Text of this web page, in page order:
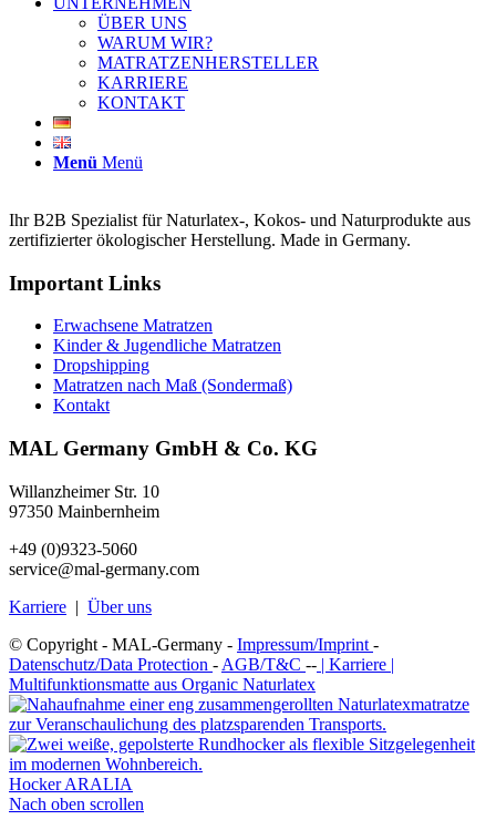
ÜBER UNS
WARUM WIR?
MATRATZENHERSTELLER
KARRIERE
KONTAKT
Menü Menü
Ihr B2B Spezialist für Naturlatex-, Kokos- und Naturprodukte aus
zertifizierter ökologischer Herstellung. Made in Germany.
Important Links
Erwachsene Matratzen
Kinder & Jugendliche Matratzen
Dropshipping
Matratzen nach Maß (Sondermaß)
Kontakt
MAL Germany GmbH & Co. KG
Willanzheimer Str. 10
97350 Mainbernheim
+49 (0)9323-5060
service@mal-germany.com
Karriere | Über uns
© Copyright - MAL-Germany - Impressum/Imprint -
Datenschutz/Data Protection - AGB/T&C -- | Karriere |
Multifunktionsmatte aus Organic Naturlatex
Hocker ARALIA
Nach oben scrollen